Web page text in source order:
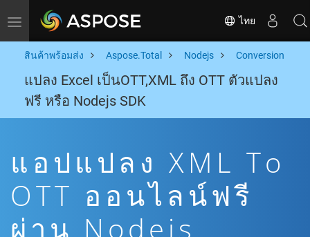
Toggle navigation ไทย
สินค้าพร้อมส่ง Aspose.Total Nodejs Conversion
แปลง Excel เป็นOTT,XML ถึง OTT ตัวแปลง
ฟรี หรือ Nodejs SDK
แอปแปลง XML To
OTT ออนไลน์ฟรี
ผ่าน Nodejs